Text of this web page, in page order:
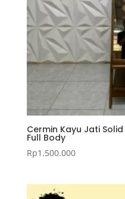
Cermin Kayu Jati
Full Body
Rp1.500.000